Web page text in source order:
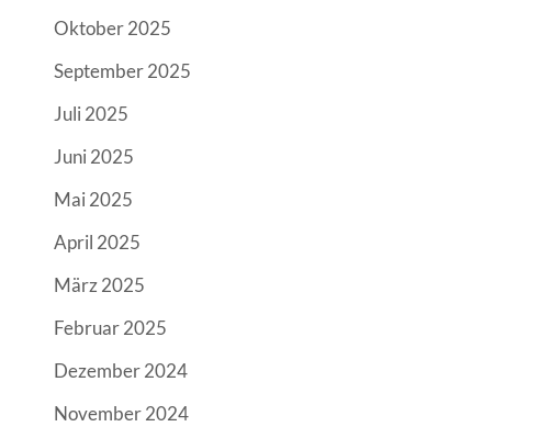
Oktober 2025
September 2025
Juli 2025
Juni 2025
Mai 2025
April 2025
März 2025
Februar 2025
Dezember 2024
November 2024